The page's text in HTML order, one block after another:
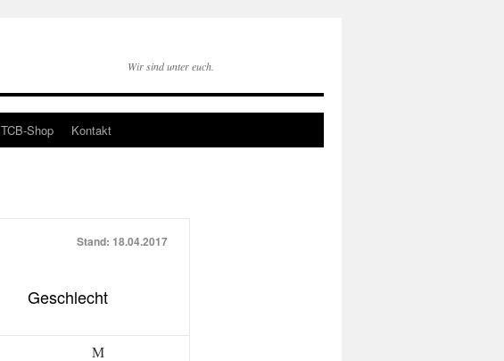
Wir sind unter euch.
TCB-Shop Kontakt
Stand: 18.04.2017
Geschlecht
M